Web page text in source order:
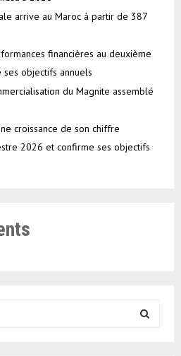
arrive au Maroc à partir de 387
financières au deuxième
objectifs annuels
du Magnite assemblé
croissance de son chiffre
2026 et confirme ses objectifs